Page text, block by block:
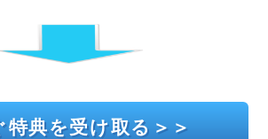
特典を受け取る＞＞